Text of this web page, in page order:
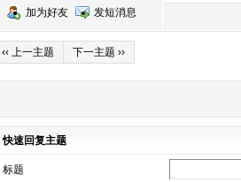
加为好友 发短消息
‹‹ 上一主题 下一主题 ››
快速回复主题
标题